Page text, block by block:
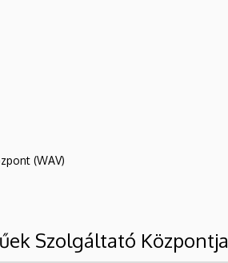
(WAV)
Szolgáltató Központja